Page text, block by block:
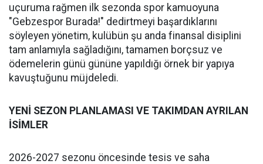
uçuruma rağmen ilk sezonda spor kamuoyuna
"Gebzespor Burada!" dedirtmeyi başardıklarını
söyleyen yönetim, kulübün şu anda finansal disiplini
tam anlamıyla sağladığını, tamamen borçsuz ve
ödemelerin günü gününe yapıldığı örnek bir yapıya
kavuştuğunu müjdeledi.
YENİ SEZON PLANLAMASI VE TAKIMDAN AYRILAN
İSİMLER
2026-2027 sezonu öncesinde tesis ve saha